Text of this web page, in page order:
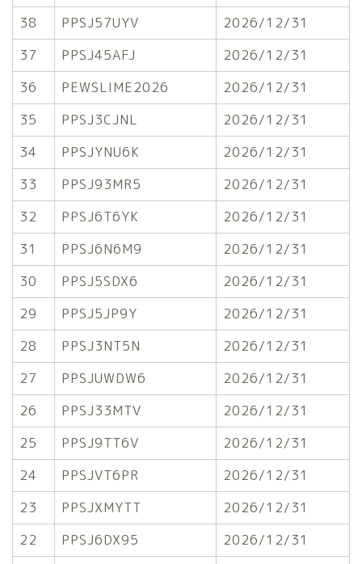
38
PPSJ57UYV
2026/12/31
37
PPSJ45AFJ
2026/12/31
36
PEWSLIME2026
2026/12/31
35
PPSJ3CJNL
2026/12/31
34
PPSJYNU6K
2026/12/31
33
PPSJ93MR5
2026/12/31
32
PPSJ6T6YK
2026/12/31
31
PPSJ6N6M9
2026/12/31
30
PPSJ5SDX6
2026/12/31
29
PPSJ5JP9Y
2026/12/31
28
PPSJ3NT5N
2026/12/31
27
PPSJUWDW6
2026/12/31
26
PPSJ33MTV
2026/12/31
25
PPSJ9TT6V
2026/12/31
24
PPSJVT6PR
2026/12/31
23
PPSJXMYTT
2026/12/31
22
PPSJ6DX95
2026/12/31